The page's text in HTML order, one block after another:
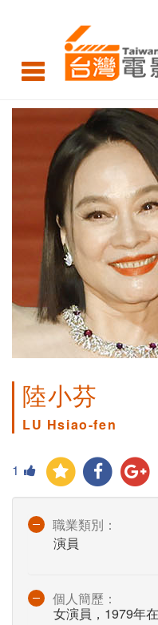
陸小芬
LU Hsiao-fen
1
職業類別：
演員
個人簡歷：
女演員，1979年